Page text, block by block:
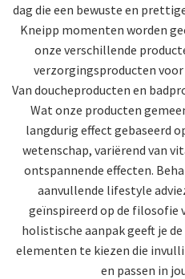
dag die een bewuste en
Kneipp momenten worden
onze verschillende
verzorgingsproducten
Van doucheproducten en
Wat onze producten
langdurig effect gebaseerd
wetenschap, variërend van
ontspannende effecten.
aanvullende lifestyle
geïnspireerd op de filosofie
holistische aanpak geeft je
elementen te kiezen die
en passen in